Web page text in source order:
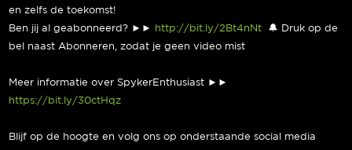
en zelfs de toekomst!
Ben jij al geabonneerd? ►► http://bit.ly/2Bt4nNt ​ 🔔 Druk op de
bel naast Abonneren, zodat je geen video mist
Meer informatie over SpykerEnthusiast ►►
https://bit.ly/30ctHqz
Blijf op de hoogte en volg ons op onderstaande social media